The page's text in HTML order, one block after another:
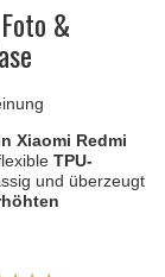
&
Xiaomi Redmi
TPU-
und überzeugt